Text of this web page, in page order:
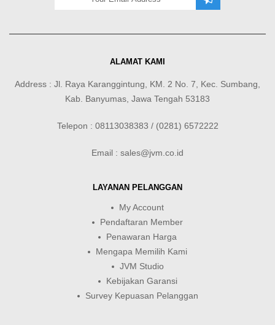
ALAMAT KAMI
Address : Jl. Raya Karanggintung, KM. 2 No. 7, Kec. Sumbang,
Kab. Banyumas, Jawa Tengah 53183
Telepon : 08113038383 / (0281) 6572222
Email : sales@jvm.co.id
LAYANAN PELANGGAN
My Account
Pendaftaran Member
Penawaran Harga
Mengapa Memilih Kami
JVM Studio
Kebijakan Garansi
Survey Kepuasan Pelanggan